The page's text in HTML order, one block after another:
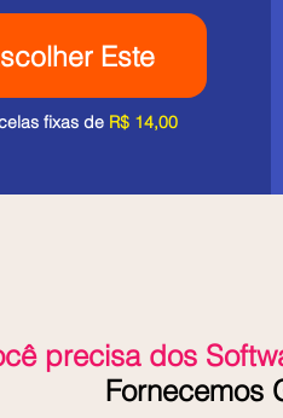
Este
fixas de R$ 14,00
precisa dos
Fornecemos